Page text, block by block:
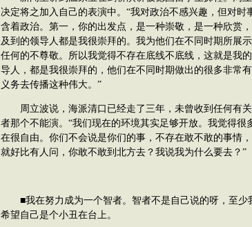
决定将之加入自己的表演中。“我对政治不感兴趣，但对时
含着政治。第一，你的出发点，是一种崇敬，是一种欣赏
及到的领导人都是我很崇拜的。我为他们在不同时期所展
任何的不尊敬。所以我觉得不存在底线不底线，这就是我
导人，都是我很崇拜的，他们在不同时期做出的很多非常
义务去传播这种伟大。”
周立波说，海派清口已经走了三年，未曾收到任何有关
者那个不能演。“我们现在的环境其实足够开放。我觉得很
在很自由。你们不会说是你们的事，不存在敢不敢的事情
就好比有人问，你敢不敢到北方去？我说我为什么要去？”
■我在努力成为一个智者。智者不是自己说的呀，至少
希望自己是个小丑在台上。